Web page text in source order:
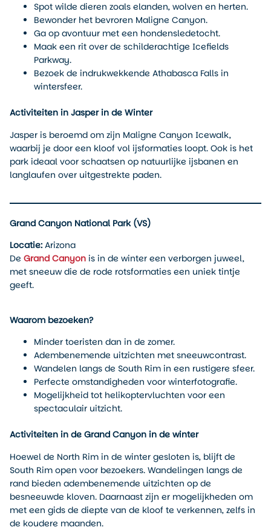
Spot wilde dieren zoals elanden, wolven en herten.
Bewonder het bevroren Maligne Canyon.
Ga op avontuur met een hondensledetocht.
Maak een rit over de schilderachtige Icefields
Parkway.
Bezoek de indrukwekkende Athabasca Falls in
wintersfeer.
Activiteiten in Jasper in de Winter
Jasper is beroemd om zijn Maligne Canyon Icewalk,
waarbij je door een kloof vol ijsformaties loopt. Ook is het
park ideaal voor schaatsen op natuurlijke ijsbanen en
langlaufen over uitgestrekte paden.
Grand Canyon National Park (VS)
Locatie: Arizona
De Grand Canyon is in de winter een verborgen juweel,
met sneeuw die de rode rotsformaties een uniek tintje
geeft.
Waarom bezoeken?
Minder toeristen dan in de zomer.
Adembenemende uitzichten met sneeuwcontrast.
Wandelen langs de South Rim in een rustigere sfeer.
Perfecte omstandigheden voor winterfotografie.
Mogelijkheid tot helikoptervluchten voor een
spectaculair uitzicht.
Activiteiten in de Grand Canyon in de winter
Hoewel de North Rim in de winter gesloten is, blijft de
South Rim open voor bezoekers. Wandelingen langs de
rand bieden adembenemende uitzichten op de
besneeuwde kloven. Daarnaast zijn er mogelijkheden om
met een gids de diepte van de kloof te verkennen, zelfs in
de koudere maanden.